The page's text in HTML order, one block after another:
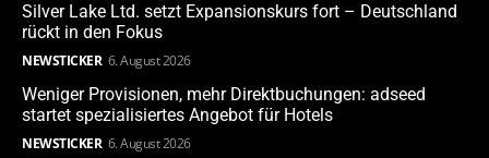
Silver Lake Ltd. setzt Expansionskurs fort – Deutschland
rückt in den Fokus
NEWSTICKER 6. August 2026
Weniger Provisionen, mehr Direktbuchungen: adseed
startet spezialisiertes Angebot für Hotels
NEWSTICKER 6. August 2026